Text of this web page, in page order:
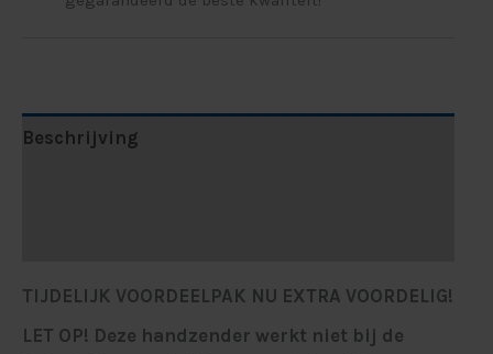
Beschrijving
TIJDELIJK VOORDEELPAK NU EXTRA VOORDELIG!
LET OP! Deze handzender werkt niet bij de